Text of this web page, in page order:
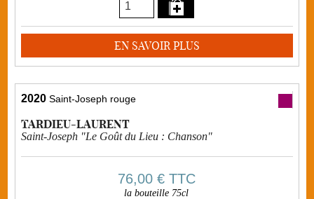
EN SAVOIR PLUS
2020 Saint-Joseph rouge
TARDIEU-LAURENT
Saint-Joseph "Le Goût du Lieu : Chanson"
76,00 €TTC
la bouteille 75cl